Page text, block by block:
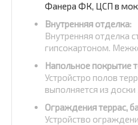
Фанера ФК, ЦСП в
Внутренняя отделка:
Внутренняя отделка
гипсокартоном.
Напольное покрытие
Устройстро полов
выполняется из
Ограждения террас,
Устройство